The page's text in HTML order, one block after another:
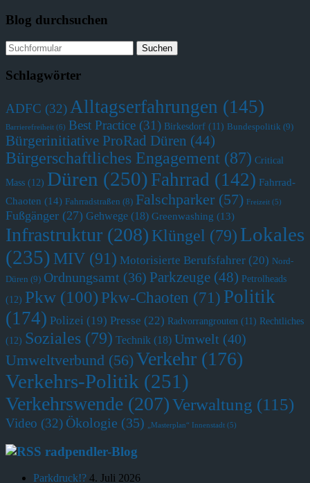
Blog durchsuchen
Schlagwörter
ADFC (32)Alltagserfahrungen (145)
Barrierefreiheit (6) Best Practice (31) Birkesdorf (11) Bundespolitik (9)
Bürgerinitiative ProRad Düren (44)
Bürgerschaftliches Engagement (87) Critical
Mass (12) Düren (250) Fahrrad (142) Fahrrad-
Chaoten (14) Fahrradstraßen (8) Falschparker (57) Freizeit (5)
Fußgänger (27) Gehwege (18) Greenwashing (13)
Infrastruktur (208) Klüngel (79) Lokales
(235) MIV (91) Motorisierte Berufsfahrer (20) Nord-
Düren (9) Ordnungsamt (36) Parkzeuge (48) Petrolheads
(12) Pkw (100) Pkw-Chaoten (71) Politik
(174) Polizei (19) Presse (22) Radvorrangrouten (11) Rechtliches
(12) Soziales (79) Technik (18) Umwelt (40)
Umweltverbund (56)Verkehr (176)
Verkehrs-Politik (251)
Verkehrswende (207)Verwaltung (115)
Video (32) Ökologie (35) „Masterplan“ Innenstadt (5)
radpendler-Blog
Parkdruck!? 4. Juli 2026